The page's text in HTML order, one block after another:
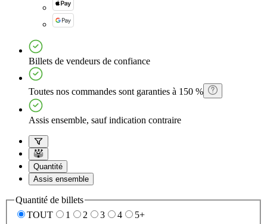
Billets de vendeurs de confiance
Toutes nos commandes sont garanties à 150 %
Assis ensemble, sauf indication contraire
Quantité
Assis ensemble
Quantité de billets
TOUT
1 2 3 4
5+